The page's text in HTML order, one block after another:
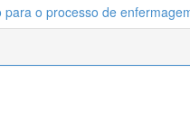
para o processo de